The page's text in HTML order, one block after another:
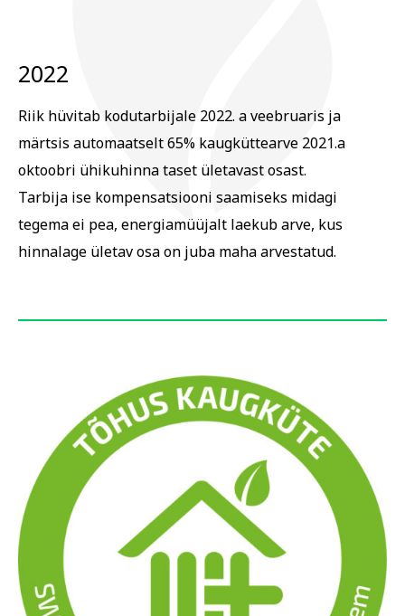
2022
Riik hüvitab kodutarbijale 2022. a veebruaris ja
märtsis automaatselt 65% kaugküttearve 2021.a
oktoobri ühikuhinna taset ületavast osast.
Tarbija ise kompensatsiooni saamiseks midagi
tegema ei pea, energiamüüjalt laekub arve, kus
hinnalage ületav osa on juba maha arvestatud.